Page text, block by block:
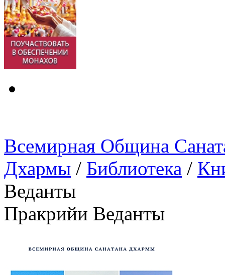
Всемирная Община
Дхармы / Библиотека /
Веданты
Пракрийи Веданты